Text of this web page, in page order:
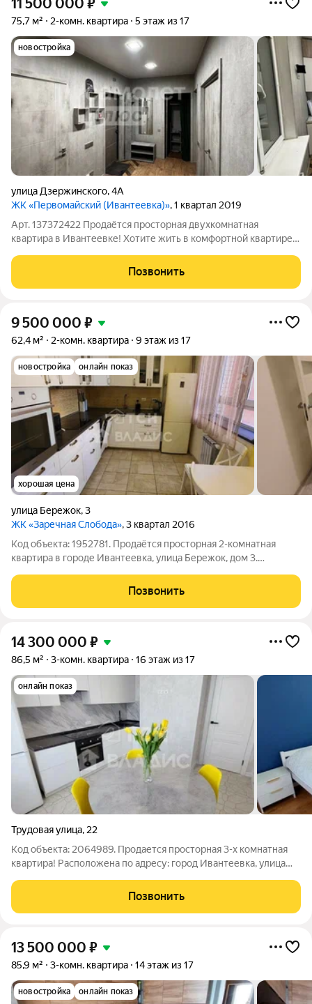
11 500 000 ₽
75,7 м² 2-комн. квартира 5 этаж из 17
новостройка
улица Дзержинского,4А
ЖК «Первомайский (Ивантеевка)», 1 квартал 2019
Арт. 137372422 Продаётся просторная двухкомнатная
квартира в Ивантеевке! Хотите жить в комфортной квартире с
просторную двухкомнатную квартиру площадью 75.7 м,
расположенную на 5 этаже современного 17ти
Позвонить
9 500 000 ₽
62,4 м² 2-комн. квартира 9 этаж из 17
новостройка онлайн показ
хорошая цена
улица Бережок,3
ЖК «Заречная Слобода», 3 квартал 2016
Код объекта: 1952781. Продаётся просторная 2-комнатная
квартира в городе Ивантеевка, улица Бережок, дом 3.
площадь квартиры 62,4 метра, комнаты изолированные 25 и
14,5 метров, кухня 9 метров,
Позвонить
14 300 000 ₽
86,5 м² 3-комн. квартира 16 этаж из 17
онлайн показ
Трудовая улица, 22
Код объекта: 2064989. Продается просторная 3-х комнатная
квартира! Расположена по адресу: город Ивантеевка, улица
кирпичного дома 2012 года постройки! Общая площадь
квартиры 86,5 метров (с учетом
Позвонить
13 500 000 ₽
85,9 м² 3-комн. квартира 14 этаж из 17
новостройка онлайн показ